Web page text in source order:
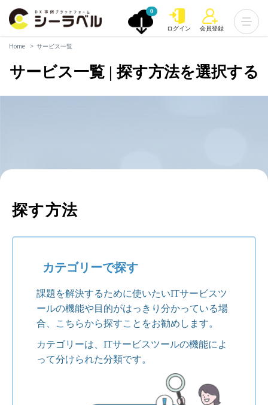
0
ログイン 会員登録
Home サービス一覧
サービス一覧 | 探す方法を選択する
探す方法
カテゴリーで探す
課題を解決するために使いたいITサービスツ
ールの機能や目的がはっきり分かっている場
合、こちらから探すことをお勧めします。
カテゴリーは、ITサービスツールの機能によ
って分けられた分類です。